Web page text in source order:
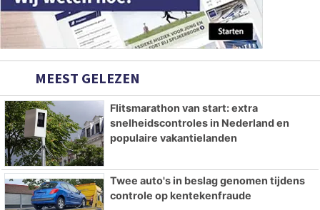
MEEST GELEZEN
Flitsmarathon van start: extra
snelheidscontroles in Nederland en
populaire vakantielanden
Twee auto's in beslag genomen tijdens
controle op kentekenfraude